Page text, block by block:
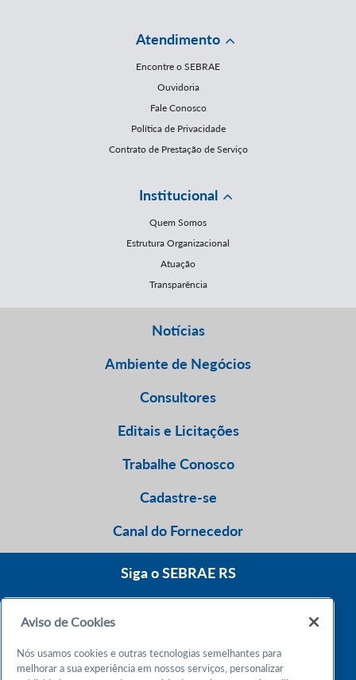
Atendimento
Encontre o SEBRAE
Ouvidoria
Fale Conosco
Política de Privacidade
Contrato de Prestação de Serviço
Institucional
Quem Somos
Estrutura Organizacional
Atuação
Transparência
Notícias
Ambiente de Negócios
Consultores
Editais e Licitações
Trabalhe Conosco
Cadastre-se
Canal do Fornecedor
Siga o SEBRAE RS
Atendimento 24h
Aviso de Cookies
Nós usamos cookies e outras tecnologias semelhantes para
melhorar a sua experiência em nossos serviços, personalizar